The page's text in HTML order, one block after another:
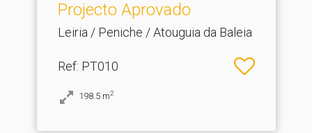
Projecto Aprovado
Leiria / Peniche / Atouguia da Baleia
Ref: PT010
198.5 m2